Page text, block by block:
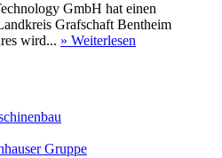
GmbH hat einen
Grafschaft Bentheim
wird... » Weiterlesen
Gruppe